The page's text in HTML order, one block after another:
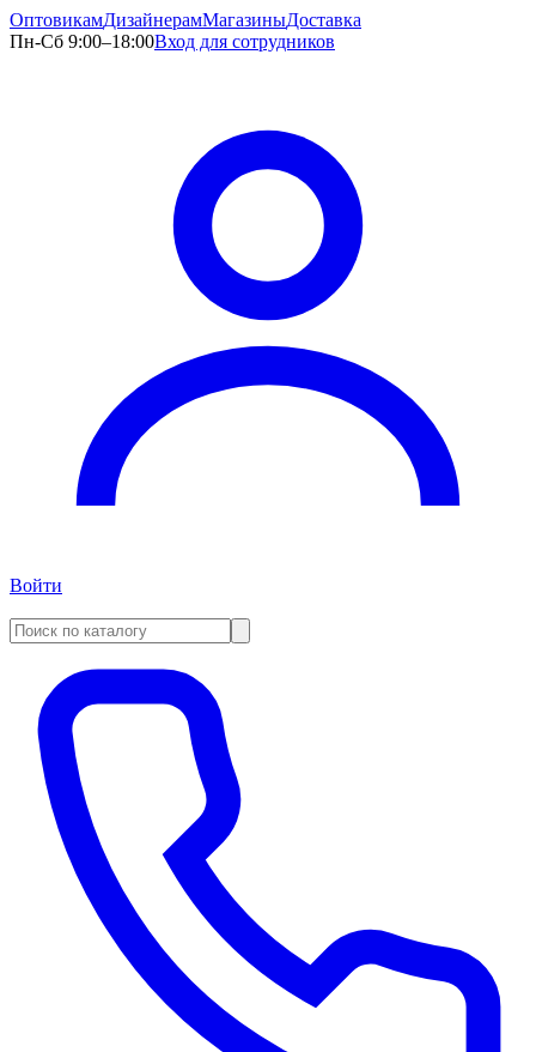
ОптовикамДизайнерамМагазиныДоставка
Пн-Сб 9:00–18:00Вход для сотрудников
Войти